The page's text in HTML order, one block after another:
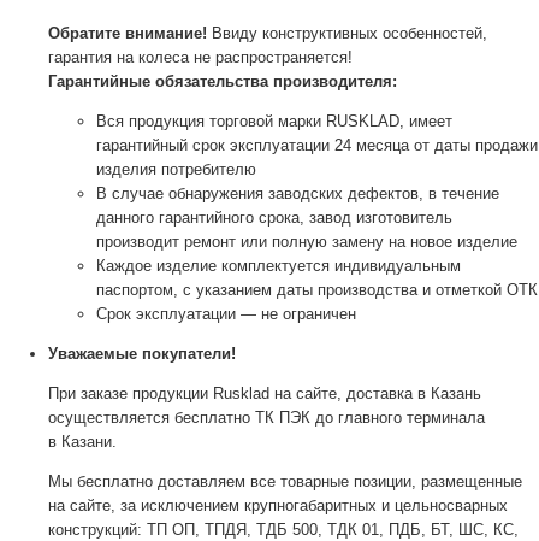
Обратите внимание! Ввиду конструктивных особенностей,
гарантия на колеса не распространяется!
Гарантийные обязательства производителя:
Вся продукция торговой марки RUSKLAD, имеет
гарантийный срок эксплуатации 24 месяца от даты продажи
изделия потребителю
В случае обнаружения заводских дефектов, в течение
данного гарантийного срока, завод изготовитель
производит ремонт или полную замену на новое изделие
Каждое изделие комплектуется индивидуальным
паспортом, с указанием даты производства и отметкой ОТК
Срок эксплуатации — не ограничен
Уважаемые покупатели!
При заказе продукции Rusklad на сайте, доставка в Казань
осуществляется бесплатно ТК ПЭК до главного терминала
в Казани.
Мы бесплатно доставляем все товарные позиции, размещенные
на сайте, за исключением крупногабаритных и цельносварных
конструкций: ТП ОП, ТПДЯ, ТДБ 500, ТДК 01, ПДБ, БТ, ШС, КС,